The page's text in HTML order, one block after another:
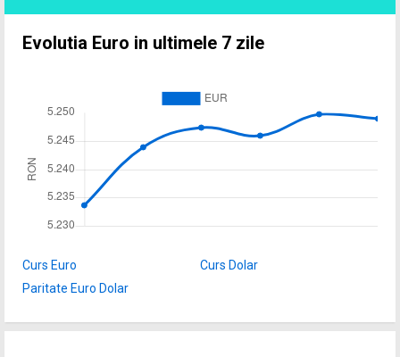
Evolutia Euro in ultimele 7 zile
Curs Euro
Curs Dolar
Paritate Euro Dolar